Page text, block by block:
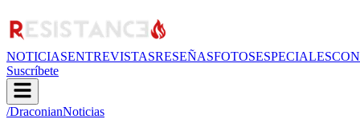
NOTICIASENTREVISTASRESEÑASFOTOSESPECIALES
Suscríbete
/DraconianNoticias